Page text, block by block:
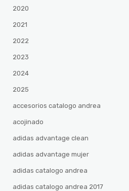
2020
2021
2022
2023
2024
2025
accesorios catalogo andrea
acojinado
adidas advantage clean
adidas advantage mujer
adidas catalogo andrea
adidas catalogo andrea 2017